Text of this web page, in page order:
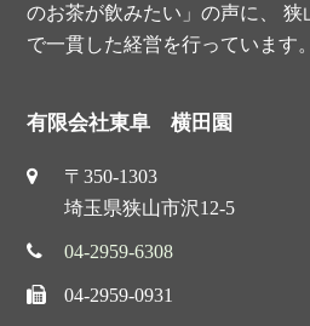
のお茶が飲みたい」の声に、 狭
で一貫した経営を行っています。
有限会社東阜 横田園
〒350-1303
埼玉県狭山市沢12-5
04-2959-6308
04-2959-0931